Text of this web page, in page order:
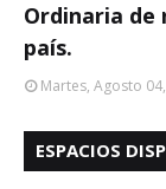
Ordinaria de
país.
Martes, Agosto
ESPACIOS